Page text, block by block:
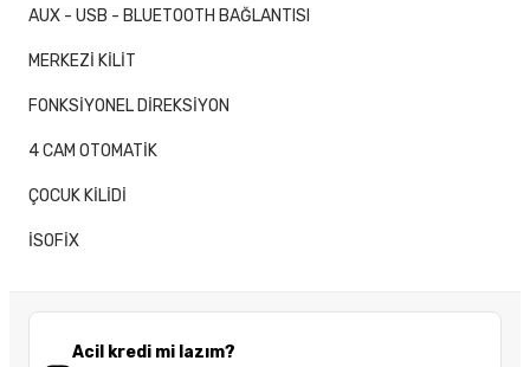
Acil kredi mi lazım?
AUX - USB - BLUETOOTH BAĞLANTISI
MERKEZİ KİLİT
FONKSİYONEL DİREKSİYON
4 CAM OTOMATİK
ÇOCUK KİLİDİ
İSOFİX